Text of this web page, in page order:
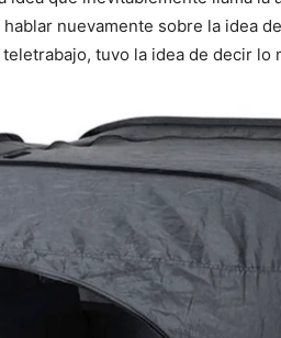
nuevamente sobre la idea
tuvo la idea de decir lo